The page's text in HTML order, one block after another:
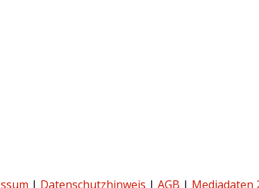
| Datenschutzhinweis | AGB | Mediadaten